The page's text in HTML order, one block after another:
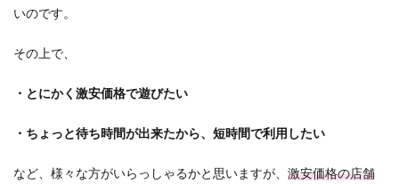
いのです。
その上で、
・とにかく激安価格で遊びたい
・ちょっと待ち時間が出来たから、短時間で利用したい
など、様々な方がいらっしゃるかと思いますが、 激安価格の店舗